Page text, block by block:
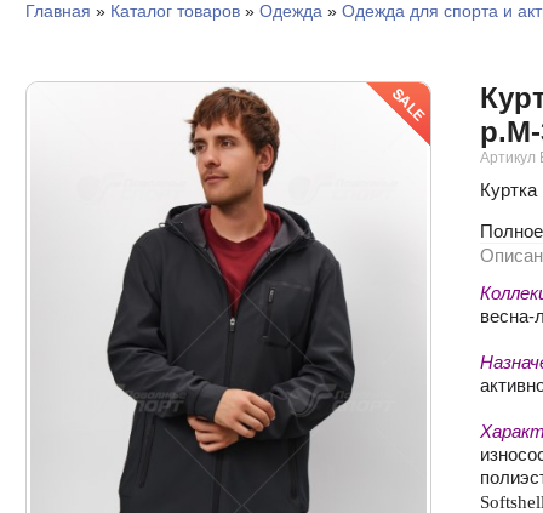
Главная » Каталог товаров» Одежда » Одежда для спорта и
Артикул
весна-